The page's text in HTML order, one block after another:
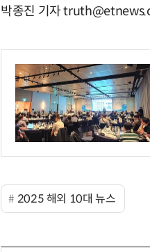
박종진 기자
2025 해외 10대 뉴스